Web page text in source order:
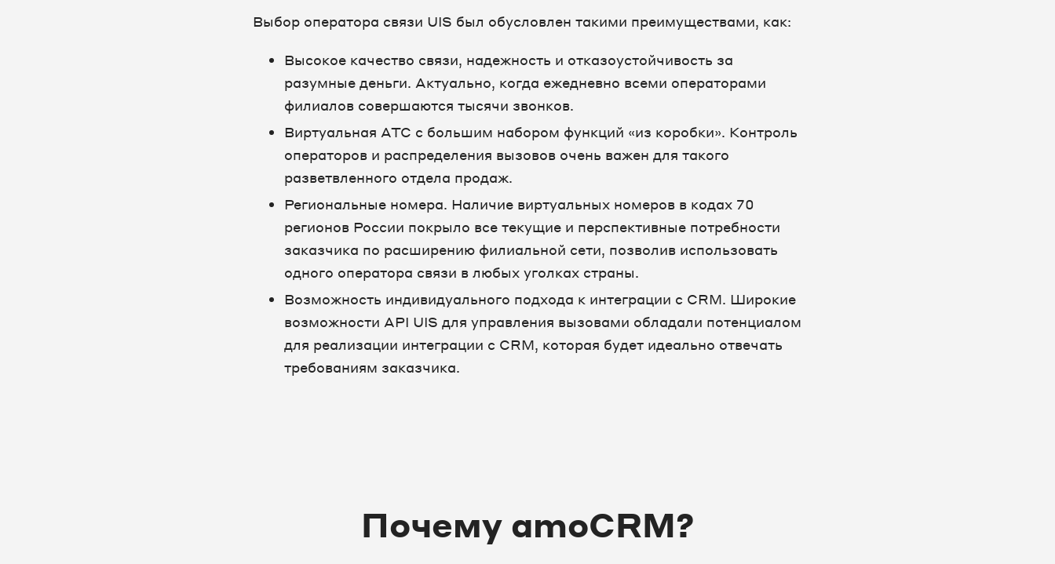
Выбор оператора связи UIS был обусловлен такими преимуществами, как:
Высокое качество связи, надежность и отказоустойчивость за
разумные деньги. Актуально, когда ежедневно всеми операторами
филиалов совершаются тысячи звонков.
Виртуальная АТС с большим набором функций «из коробки». Контроль
операторов и распределения вызовов очень важен для такого
разветвленного отдела продаж.
Региональные номера. Наличие виртуальных номеров в кодах 70
регионов России покрыло все текущие и перспективные потребности
заказчика по расширению филиальной сети, позволив использовать
одного оператора связи в любых уголках страны.
Возможность индивидуального подхода к интеграции с CRM. Широкие
возможности API UIS для управления вызовами обладали потенциалом
для реализации интеграции с CRM, которая будет идеально отвечать
требованиям заказчика.
Почему amoCRM?